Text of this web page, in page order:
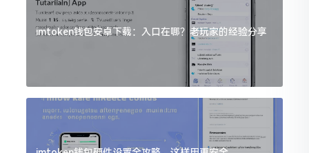
imtoken钱包安卓下载：入口在哪？老玩家的经验分享